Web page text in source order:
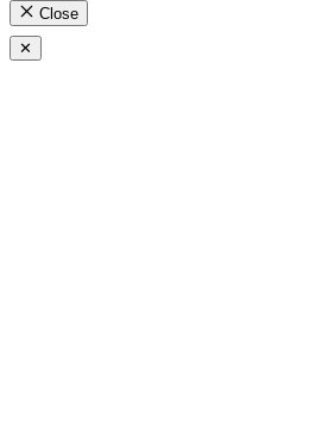
Close
✕